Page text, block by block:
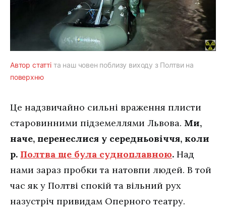
Автор статтіта наш човен поблизу виходу з Полтви на
поверхню
Це надзвичайно сильні враження плисти
старовинними підземеллями Львова. Ми,
наче, перенеслися у середньовіччя, коли
р. Полтва ще була судноплавною. Над
нами зараз пробки та натовпи людей. В той
час як у Полтві спокій та вільний рух
назустріч привидам Оперного театру.